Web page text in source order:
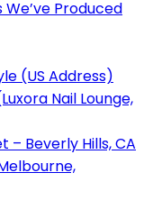
Produced
(US Address)
Nail Lounge,
– Beverly Hills, CA